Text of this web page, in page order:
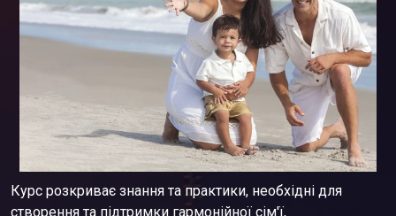
Курс розкриває знання та практики, необхідні для
створення та підтримки гармонійної сім'ї,